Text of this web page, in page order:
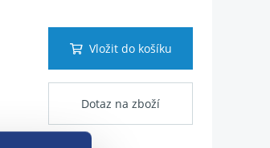
Vložit do košíku
Dotaz na zboží